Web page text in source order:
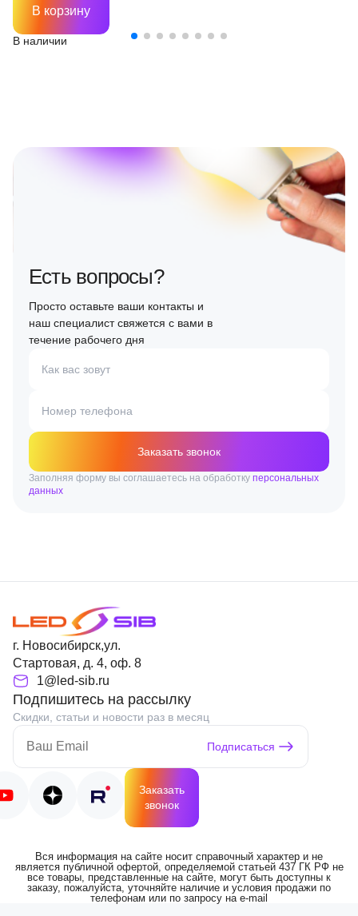
В наличии
В корзину
Есть вопросы?
Просто оставьте ваши контакты и
наш специалист свяжется с вами в
течение рабочего дня
Как вас зовут
Номер телефона
Заказать звонок
Заполняя форму вы соглашаетесь на обработку персональных
данных
г. Новосибирск,ул.
Стартовая, д. 4, оф. 8
1@led-sib.ru
Подпишитесь на рассылку
Скидки, статьи и новости раз в месяц
Подписаться
Заказать
звонок
Вся информация на сайте носит справочный характер и не
является публичной офертой, определяемой статьей 437 ГК РФ не
все товары, представленные на сайте, могут быть доступны к
заказу, пожалуйста, уточняйте наличие и условия продажи по
телефонам или по запросу на e-mail